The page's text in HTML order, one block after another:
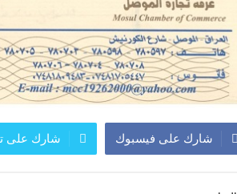
شارك على فيسبوك شارك على